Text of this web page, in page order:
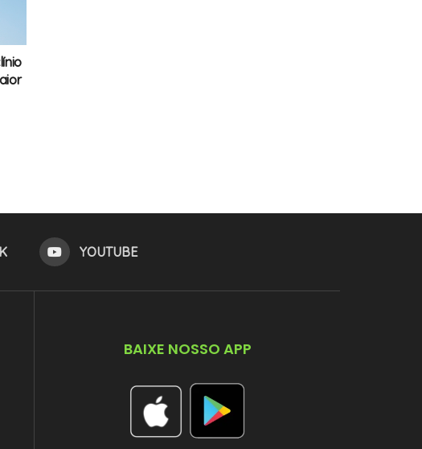
YOUTUBE
BAIXE NOSSO APP